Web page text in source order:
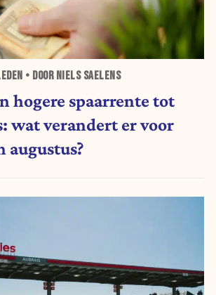
• DOOR NIELS SAELENS
hogere spaarrente tot
wat verandert er voor
augustus?